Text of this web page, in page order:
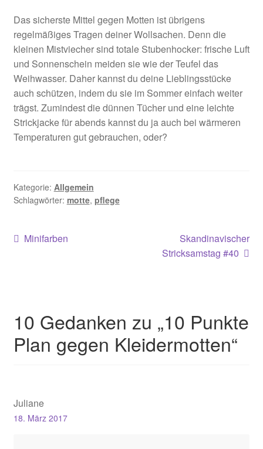
Das sicherste Mittel gegen Motten ist übrigens
regelmäßiges Tragen deiner Wollsachen. Denn die
kleinen Mistviecher sind totale Stubenhocker: frische Luft
und Sonnenschein meiden sie wie der Teufel das
Weihwasser. Daher kannst du deine Lieblingsstücke
auch schützen, indem du sie im Sommer einfach weiter
trägst. Zumindest die dünnen Tücher und eine leichte
Strickjacke für abends kannst du ja auch bei wärmeren
Temperaturen gut gebrauchen, oder?
Kategorie: Allgemein
Schlagwörter: motte, pflege
Beitragsnavigation
Vorheriger
Minifarben
Nächster
Beitrag:
Skandinavischer
Stricksamstag #40
10 Gedanken zu „10 Punkte
Plan gegen Kleidermotten“
Juliane
18. März 2017